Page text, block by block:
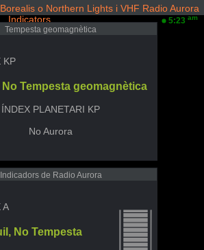
o Northern Lights i VHF Radio Aurora
Indicators
5:23 am
Tempesta geomagnètica
KP
Tempesta geomagnètica
ÍNDEX PLANETARI KP
No Aurora
Indicadors de Radio Aurora
A
No Tempesta